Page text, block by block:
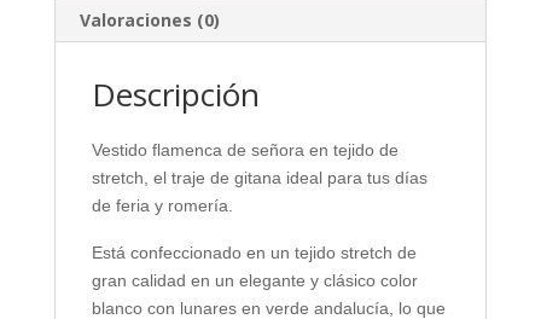
Valoraciones (0)
Descripción
Vestido flamenca de señora en tejido de
stretch, el traje de gitana ideal para tus días
de feria y romería.
Está confeccionado en un tejido stretch de
gran calidad en un elegante y clásico color
blanco con lunares en verde andalucía, lo que